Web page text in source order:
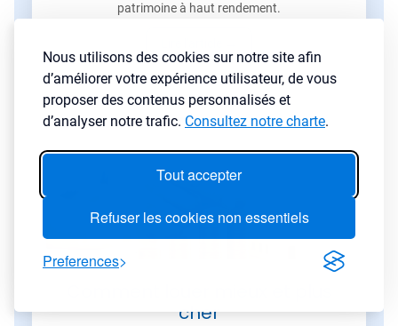
Nous utilisons des cookies sur notre site afin
d’améliorer votre expérience utilisateur, de vous
proposer des contenus personnalisés et
d’analyser notre trafic. Consultez notre charte.
Tout accepter
Refuser les cookies non essentiels
Preferences
patrimoine à haut rendement.
cher